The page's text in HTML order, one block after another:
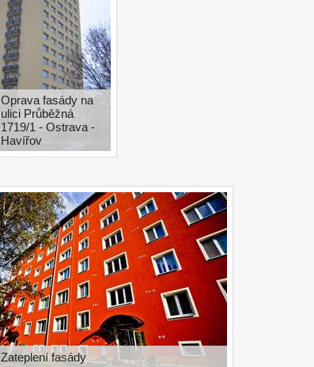
Oprava fasády na
ulici Průběžná
1719/1 - Ostrava -
Havířov
Zateplení fasády